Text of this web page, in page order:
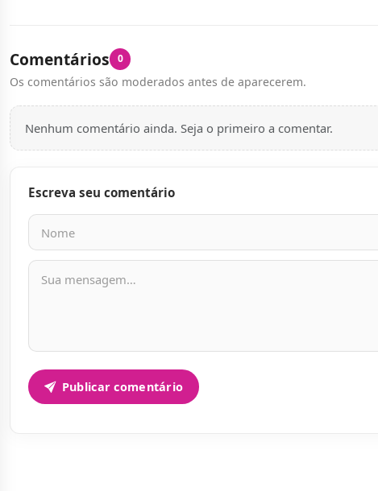
Comentários 0
Os comentários são moderados antes de aparecerem.
Nenhum comentário ainda. Seja o primeiro a comentar.
Escreva seu comentário
Nome
E-mail
Mensagem
Publicar comentário